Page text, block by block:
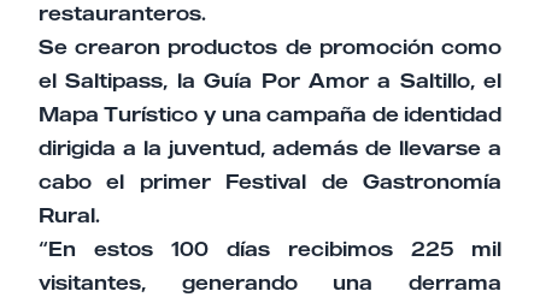
restauranteros.
Se crearon productos de promoción como
el Saltipass, la Guía Por Amor a Saltillo, el
Mapa Turístico y una campaña de identidad
dirigida a la juventud, además de llevarse a
cabo el primer Festival de Gastronomía
Rural.
“En estos 100 días recibimos 225 mil
visitantes, generando una derrama